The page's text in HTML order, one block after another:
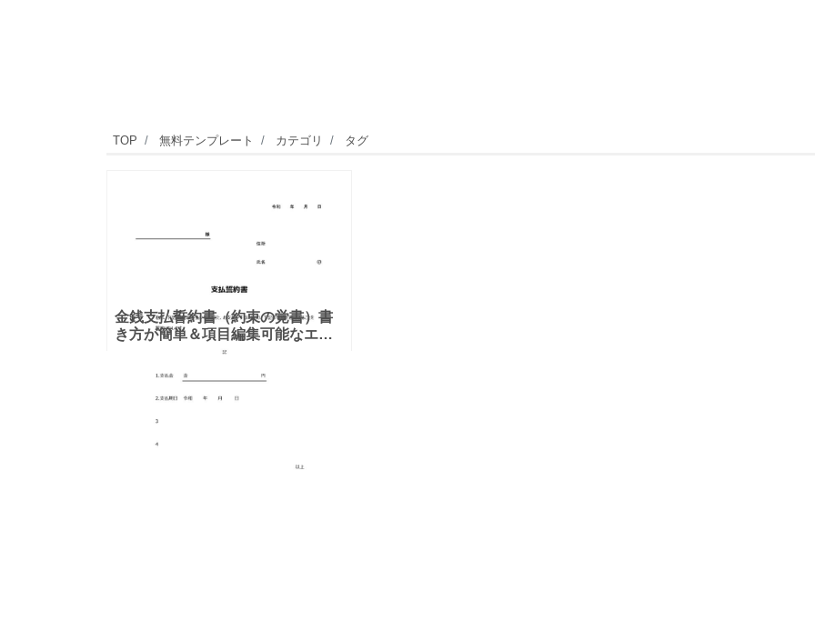
TOP 無料テンプレート カテゴリ タグ
金銭支払誓約書（約束の覚書）書
き方が簡単＆項目編集可能なエク
セルのテンプレートとなります。
利用用途により項目や内容を編集
し利用する